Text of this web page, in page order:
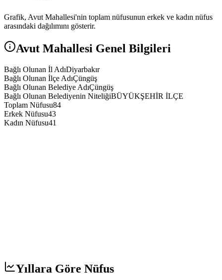
Grafik, Avut Mahallesi'nin toplam nüfusunun erkek ve kadın nüfus
arasındaki dağılımını gösterir.
Avut Mahallesi Genel Bilgileri
Bağlı Olunan İl AdıDiyarbakır
Bağlı Olunan İlçe AdıÇüngüş
Bağlı Olunan Belediye AdıÇüngüş
Bağlı Olunan Belediyenin NiteliğiBÜYÜKŞEHİR İLÇE
Toplam Nüfusu84
Erkek Nüfusu43
Kadın Nüfusu41
Yıllara Göre Nüfus